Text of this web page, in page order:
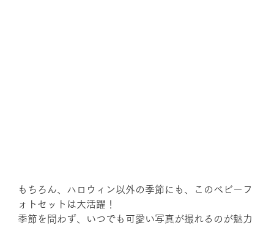
もちろん、ハロウィン以外の季節にも、このベビーフ
ォトセットは大活躍！
季節を問わず、いつでも可愛い写真が撮れるのが魅力